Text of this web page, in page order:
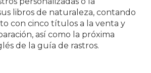
libros de naturaleza, contando
con cinco títulos a la venta y
así como la próxima
de la guía de rastros.